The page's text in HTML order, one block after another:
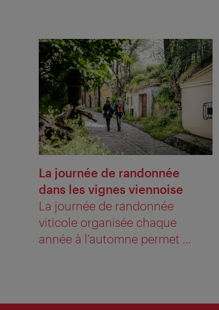
La journée de randonnée
dans les vignes viennoise
La journée de randonnée
viticole organisée chaque
année à l'automne permet ...